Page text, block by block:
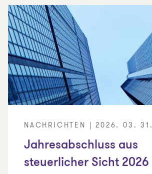
NACHRICHTEN | 2026. 03. 31.
Jahresabschluss aus
steuerlicher Sicht 2026